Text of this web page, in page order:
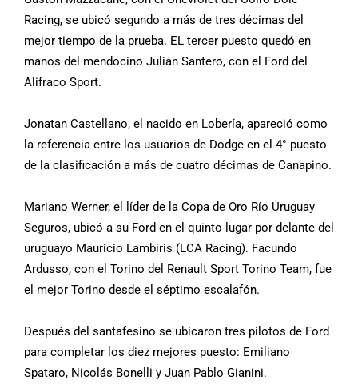
Racing, se ubicó segundo a más de tres décimas del
mejor tiempo de la prueba. EL tercer puesto quedó en
manos del mendocino Julián Santero, con el Ford del
Alifraco Sport.
Jonatan Castellano, el nacido en Lobería, apareció como
la referencia entre los usuarios de Dodge en el 4° puesto
de la clasificación a más de cuatro décimas de Canapino.
Mariano Werner, el líder de la Copa de Oro Río Uruguay
Seguros, ubicó a su Ford en el quinto lugar por delante del
uruguayo Mauricio Lambiris (LCA Racing). Facundo
Ardusso, con el Torino del Renault Sport Torino Team, fue
el mejor Torino desde el séptimo escalafón.
Después del santafesino se ubicaron tres pilotos de Ford
para completar los diez mejores puesto: Emiliano
Spataro, Nicolás Bonelli y Juan Pablo Gianini.